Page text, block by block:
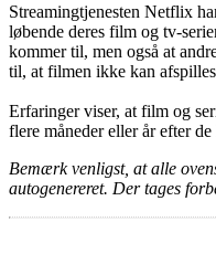
Streamingtjenesten Netflix
løbende deres film og tv-
kommer til, men også at
til, at filmen ikke kan
Erfaringer viser, at film og
flere måneder eller år efter
Bemærk venligst, at alle
autogenereret. Der tages